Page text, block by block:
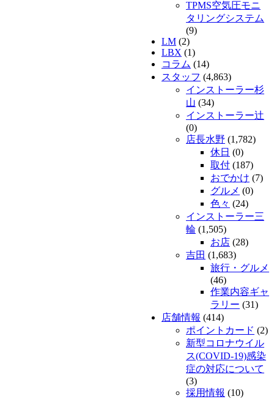
TPMS空気圧モニ
タリングシステム
(9)
LM (2)
LBX (1)
コラム (14)
スタッフ (4,863)
インストーラー杉
山 (34)
インストーラー辻
(0)
店長水野 (1,782)
休日 (0)
取付 (187)
おでかけ (7)
グルメ (0)
色々 (24)
インストーラー三
輪 (1,505)
お店 (28)
吉田 (1,683)
旅行・グルメ
(46)
作業内容ギャ
ラリー (31)
店舗情報 (414)
ポイントカード (2)
新型コロナウイル
ス(COVID-19)感染
症の対応について
(3)
採用情報 (10)